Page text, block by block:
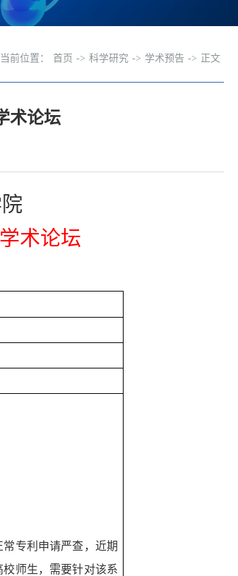
当前位置： 首页 -> 科学研究 -> 学术预告 -> 正文
术论坛
术论坛
专利申请严查，近期
师生，需要针对该系